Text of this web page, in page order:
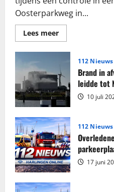
Oosterparkweg in...
Lees meerLees
meer
Grote
sigaretten
en
tabak
in
beslag
genomen
in
woning
Harlingen
112 Nieuws
Brand in
leidde tot
10 juli
112 Nieuws
17 juni